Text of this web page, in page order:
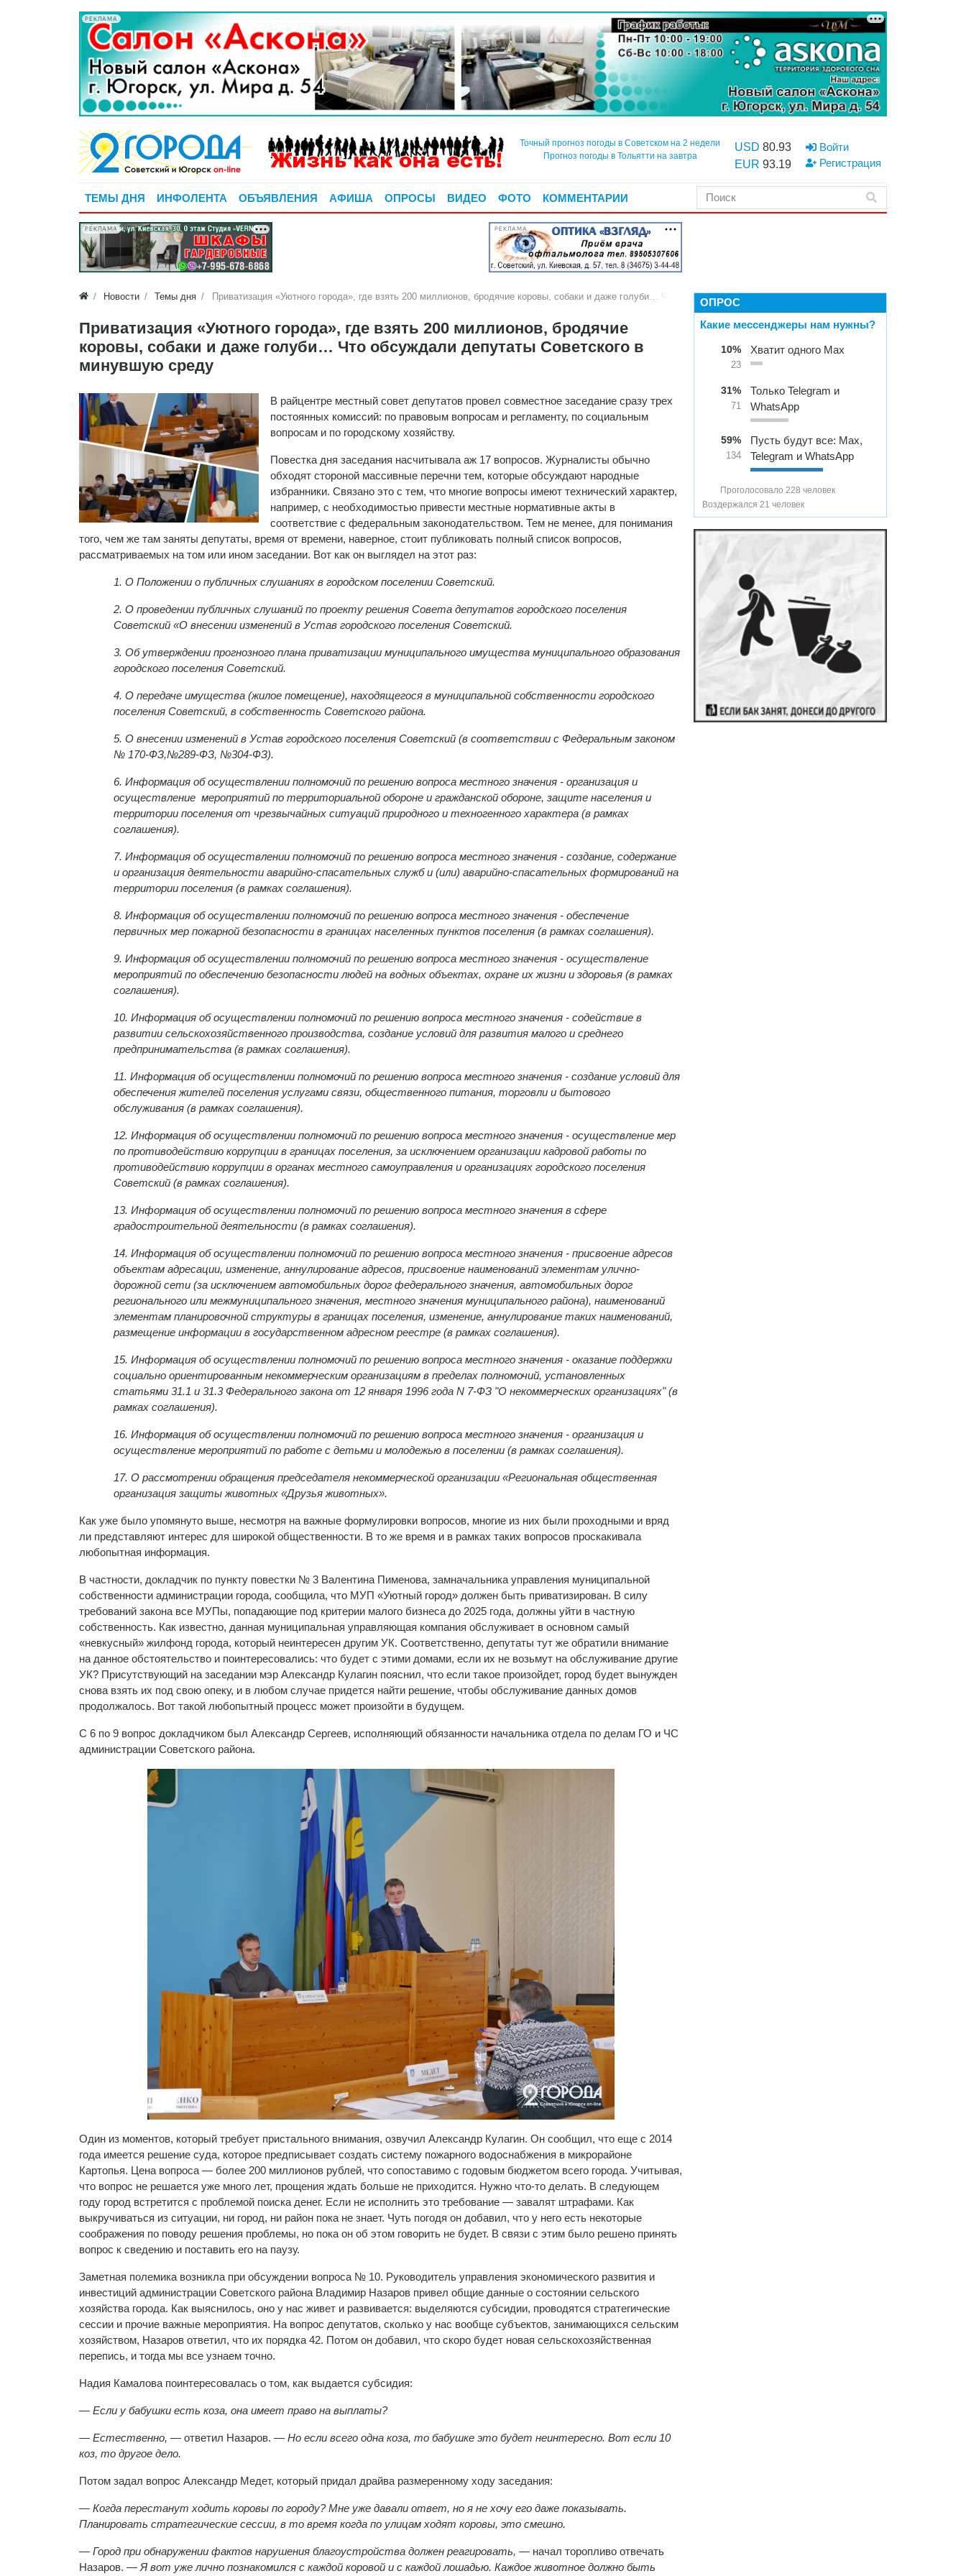
РЕКЛАМА
Точный прогноз погоды в Советском на 2 недели
Прогноз погоды в Тольятти на завтра
USD 80.93
EUR 93.19
Войти
Регистрация
ТЕМЫ ДНЯ ИНФОЛЕНТА ОБЪЯВЛЕНИЯ АФИША ОПРОСЫ ВИДЕО ФОТО КОММЕНТАРИИ
РЕКЛАМА РЕКЛАМА
Новости Темы дня Приватизация «Уютного города», где взять 200 миллионов, бродячие коровы, собаки и даже голуби… Что обсуждали депутаты Советского в минувшую среду
Приватизация «Уютного города», где взять 200 миллионов, бродячие
коровы, собаки и даже голуби… Что обсуждали депутаты Советского в
минувшую среду
В райцентре местный совет депутатов провел совместное заседание сразу трех
постоянных комиссий: по правовым вопросам и регламенту, по социальным
вопросам и по городскому хозяйству.
Повестка дня заседания насчитывала аж 17 вопросов. Журналисты обычно
обходят стороной массивные перечни тем, которые обсуждают народные
избранники. Связано это с тем, что многие вопросы имеют технический характер,
например, с необходимостью привести местные нормативные акты в
соответствие с федеральным законодательством. Тем не менее, для понимания
того, чем же там заняты депутаты, время от времени, наверное, стоит публиковать полный список вопросов,
рассматриваемых на том или ином заседании. Вот как он выглядел на этот раз:
1. О Положении о публичных слушаниях в городском поселении Советский.
2. О проведении публичных слушаний по проекту решения Совета депутатов городского поселения
Советский «О внесении изменений в Устав городского поселения Советский.
3. Об утверждении прогнозного плана приватизации муниципального имущества муниципального образования
городского поселения Советский.
4. О передаче имущества (жилое помещение), находящегося в муниципальной собственности городского
поселения Советский, в собственность Советского района.
5. О внесении изменений в Устав городского поселения Советский (в соответствии с Федеральным законом
№ 170-ФЗ,№289-ФЗ, №304-ФЗ).
6. Информация об осуществлении полномочий по решению вопроса местного значения - организация и
осуществление мероприятий по территориальной обороне и гражданской обороне, защите населения и
территории поселения от чрезвычайных ситуаций природного и техногенного характера (в рамках
соглашения).
7. Информация об осуществлении полномочий по решению вопроса местного значения - создание, содержание
и организация деятельности аварийно-спасательных служб и (или) аварийно-спасательных формирований на
территории поселения (в рамках соглашения).
8. Информация об осуществлении полномочий по решению вопроса местного значения - обеспечение
первичных мер пожарной безопасности в границах населенных пунктов поселения (в рамках соглашения).
9. Информация об осуществлении полномочий по решению вопроса местного значения - осуществление
мероприятий по обеспечению безопасности людей на водных объектах, охране их жизни и здоровья (в рамках
соглашения).
10. Информация об осуществлении полномочий по решению вопроса местного значения - содействие в
развитии сельскохозяйственного производства, создание условий для развития малого и среднего
предпринимательства (в рамках соглашения).
11. Информация об осуществлении полномочий по решению вопроса местного значения - создание условий для
обеспечения жителей поселения услугами связи, общественного питания, торговли и бытового
обслуживания (в рамках соглашения).
12. Информация об осуществлении полномочий по решению вопроса местного значения - осуществление мер
по противодействию коррупции в границах поселения, за исключением организации кадровой работы по
противодействию коррупции в органах местного самоуправления и организациях городского поселения
Советский (в рамках соглашения).
13. Информация об осуществлении полномочий по решению вопроса местного значения в сфере
градостроительной деятельности (в рамках соглашения).
14. Информация об осуществлении полномочий по решению вопроса местного значения - присвоение адресов
объектам адресации, изменение, аннулирование адресов, присвоение наименований элементам улично-
дорожной сети (за исключением автомобильных дорог федерального значения, автомобильных дорог
регионального или межмуниципального значения, местного значения муниципального района), наименований
элементам планировочной структуры в границах поселения, изменение, аннулирование таких наименований,
размещение информации в государственном адресном реестре (в рамках соглашения).
15. Информация об осуществлении полномочий по решению вопроса местного значения - оказание поддержки
социально ориентированным некоммерческим организациям в пределах полномочий, установленных
статьями 31.1 и 31.3 Федерального закона от 12 января 1996 года N 7-ФЗ "О некоммерческих организациях" (в
рамках соглашения).
16. Информация об осуществлении полномочий по решению вопроса местного значения - организация и
осуществление мероприятий по работе с детьми и молодежью в поселении (в рамках соглашения).
17. О рассмотрении обращения председателя некоммерческой организации «Региональная общественная
организация защиты животных «Друзья животных».
Как уже было упомянуто выше, несмотря на важные формулировки вопросов, многие из них были проходными и вряд
ли представляют интерес для широкой общественности. В то же время и в рамках таких вопросов проскакивала
любопытная информация.
В частности, докладчик по пункту повестки № 3 Валентина Пименова, замначальника управления муниципальной
собственности администрации города, сообщила, что МУП «Уютный город» должен быть приватизирован. В силу
требований закона все МУПы, попадающие под критерии малого бизнеса до 2025 года, должны уйти в частную
собственность. Как известно, данная муниципальная управляющая компания обслуживает в основном самый
«невкусный» жилфонд города, который неинтересен другим УК. Соответственно, депутаты тут же обратили внимание
на данное обстоятельство и поинтересовались: что будет с этими домами, если их не возьмут на обслуживание другие
УК? Присутствующий на заседании мэр Александр Кулагин пояснил, что если такое произойдет, город будет вынужден
снова взять их под свою опеку, и в любом случае придется найти решение, чтобы обслуживание данных домов
продолжалось. Вот такой любопытный процесс может произойти в будущем.
С 6 по 9 вопрос докладчиком был Александр Сергеев, исполняющий обязанности начальника отдела по делам ГО и ЧС
администрации Советского района.
Один из моментов, который требует пристального внимания, озвучил Александр Кулагин. Он сообщил, что еще с 2014
года имеется решение суда, которое предписывает создать систему пожарного водоснабжения в микрорайоне
Картопья. Цена вопроса — более 200 миллионов рублей, что сопоставимо с годовым бюджетом всего города. Учитывая,
что вопрос не решается уже много лет, прощения ждать больше не приходится. Нужно что-то делать. В следующем
году город встретится с проблемой поиска денег. Если не исполнить это требование — завалят штрафами. Как
выкручиваться из ситуации, ни город, ни район пока не знает. Чуть погодя он добавил, что у него есть некоторые
соображения по поводу решения проблемы, но пока он об этом говорить не будет. В связи с этим было решено принять
вопрос к сведению и поставить его на паузу.
Заметная полемика возникла при обсуждении вопроса № 10. Руководитель управления экономического развития и
инвестиций администрации Советского района Владимир Назаров привел общие данные о состоянии сельского
хозяйства города. Как выяснилось, оно у нас живет и развивается: выделяются субсидии, проводятся стратегические
сессии и прочие важные мероприятия. На вопрос депутатов, сколько у нас вообще субъектов, занимающихся сельским
хозяйством, Назаров ответил, что их порядка 42. Потом он добавил, что скоро будет новая сельскохозяйственная
перепись, и тогда мы все узнаем точно.
Надия Камалова поинтересовалась о том, как выдается субсидия:
— Если у бабушки есть коза, она имеет право на выплаты?
— Естественно, — ответил Назаров. — Но если всего одна коза, то бабушке это будет неинтересно. Вот если 10
коз, то другое дело.
Потом задал вопрос Александр Медет, который придал драйва размеренному ходу заседания:
— Когда перестанут ходить коровы по городу? Мне уже давали ответ, но я не хочу его даже показывать.
Планировать стратегические сессии, в то время когда по улицам ходят коровы, это смешно.
— Город при обнаружении фактов нарушения благоустройства должен реагировать, — начал торопливо отвечать
Назаров. — Я вот уже лично познакомился с каждой коровой и с каждой лошадью. Каждое животное должно быть
ОПРОС
Какие мессенджеры нам нужны?
10%
23
Хватит одного Max
31%
71
Только Telegram и
WhatsApp
59%
134
Пусть будут все: Max,
Telegram и WhatsApp
Проголосовало 228 человек
Воздержался 21 человек